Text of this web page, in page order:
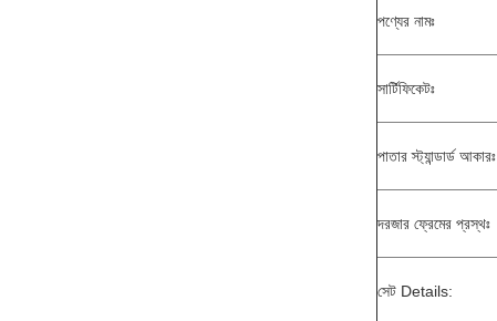
পণ্যের নামঃ
সার্টিফিকেটঃ
পাতার স্ট্যান্ডার্ড আকারঃ
দরজার ফ্রেমের প্রস্থঃ
সেট Details: